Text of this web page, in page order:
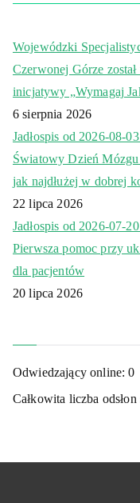
Wojewódzki
Czerwonej Górze
inicjatywy „Wymagaj
6 sierpnia 2026
Jadłospis od 2026-08-
Światowy Dzień
jak najdłużej w dobrej
22 lipca 2026
Jadłospis od 2026-07-
Pierwsza pomoc przy
dla pacjentów
20 lipca 2026
Odwiedzający online:0
Całkowita liczba